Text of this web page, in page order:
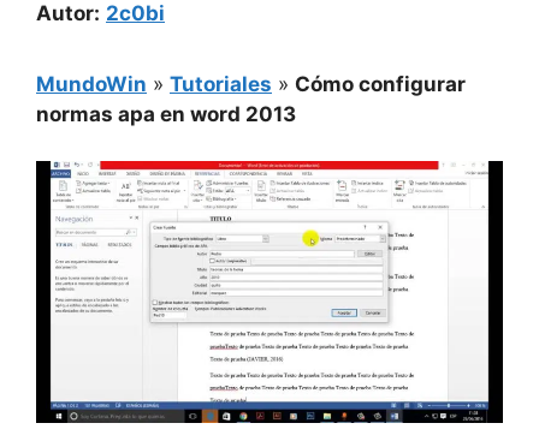
Autor: 2c0bi
MundoWin » Tutoriales » Cómo configurar
normas apa en word 2013